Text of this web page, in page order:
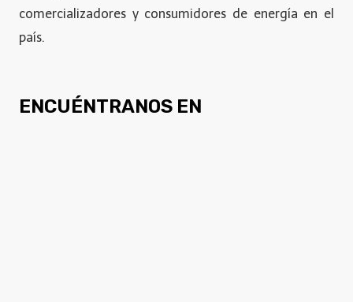
comercializadores y consumidores de energía en el
país.
ENCUÉNTRANOS EN